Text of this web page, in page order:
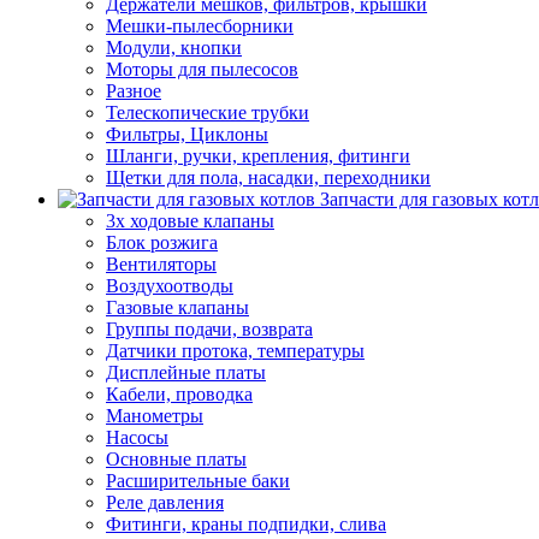
Держатели мешков, фильтров, крышки
Мешки-пылесборники
Модули, кнопки
Моторы для пылесосов
Разное
Телескопические трубки
Фильтры, Циклоны
Шланги, ручки, крепления, фитинги
Щетки для пола, насадки, переходники
Запчасти для газовых
3х ходовые клапаны
Блок розжига
Вентиляторы
Воздухоотводы
Газовые клапаны
Группы подачи, возврата
Датчики протока, температуры
Дисплейные платы
Кабели, проводка
Манометры
Насосы
Основные платы
Расширительные баки
Реле давления
Фитинги, краны подпидки, слива